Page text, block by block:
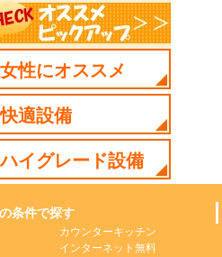
女性にオススメ
快適設備
ハイグレード設備
条件で探す
カウンターキッチン
インターネット無料